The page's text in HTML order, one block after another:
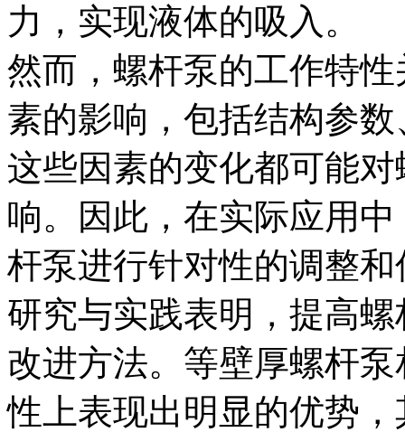
力，实现液体的吸入。
然而，螺杆泵的工作特
素的影响，包括结构参
这些因素的变化都可能
响。因此，在实际应用
杆泵进行针对性的调整和
研究与实践表明，提高
改进方法。等壁厚螺杆
性上表现出明显的优势